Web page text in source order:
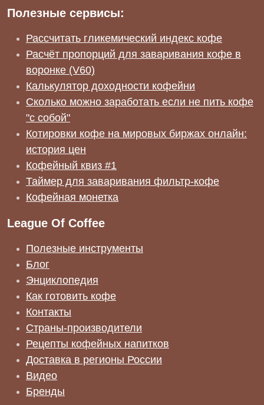
Полезные сервисы:
Рассчитать гликемический индекс кофе
Расчёт пропорций для заваривания кофе в
воронке (V60)
Калькулятор доходности кофейни
Сколько можно заработать если не пить кофе
"с собой"
Котировки кофе на мировых биржах онлайн:
история цен
Кофейный квиз #1
Таймер для заваривания фильтр-кофе
Кофейная монетка
League Of Coffee
Полезные инструменты
Блог
Энциклопедия
Как готовить кофе
Контакты
Страны-производители
Рецепты кофейных напитков
Доставка в регионы России
Видео
Бренды